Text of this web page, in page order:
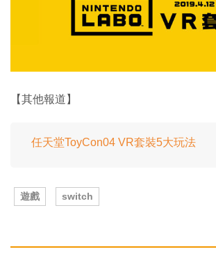
【其他報道】
任天堂ToyCon04 VR套裝5大玩法
遊戲 switch